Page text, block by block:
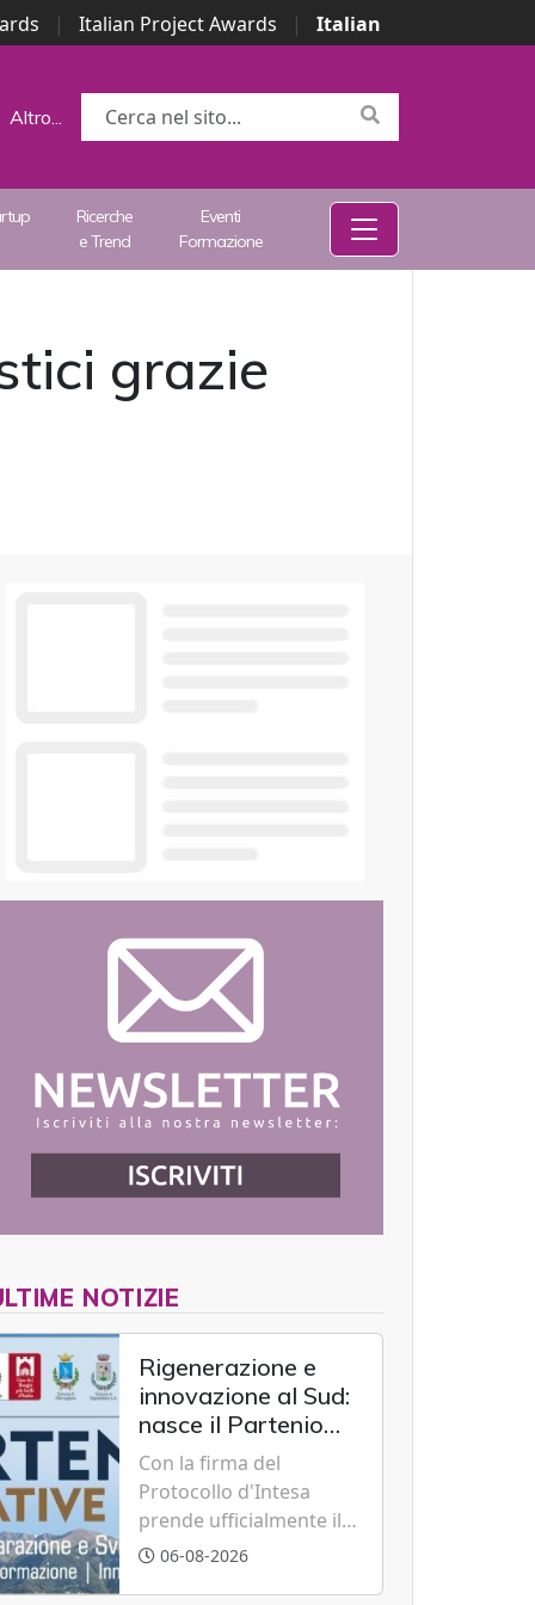
| Italian Project Awards |
Italian
Altro...
Ricerche
e Trend
Eventi
Formazione
grazie
NOTIZIE
Rigenerazione e
innovazione al Sud:
nasce il Partenio
Creative Hub per il
rilancio del
territorio
Con la firma del
Protocollo d'Intesa
prende ufficialmente il
via il recupero dell'ex
06-08-2026